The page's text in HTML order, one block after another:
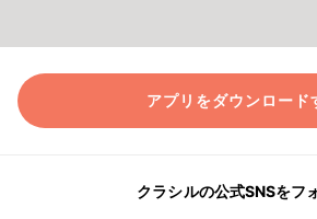
アプリをダウンロード
クラシルの公式SNSをフ